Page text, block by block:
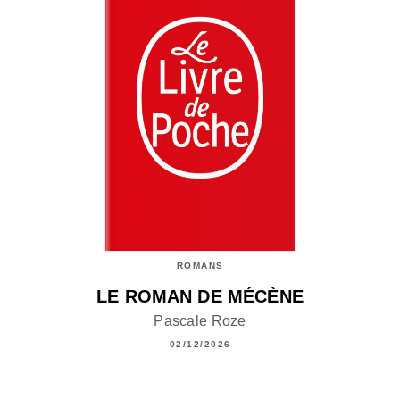
ROMANS
LE ROMAN DE MÉCÈNE
Pascale Roze
02/12/2026